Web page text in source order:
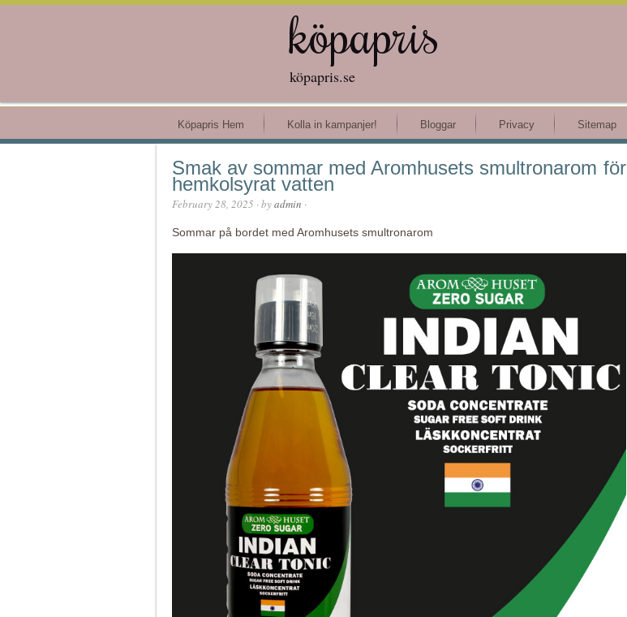
köpapris
köpapris.se
Köpapris Hem Kolla in kampanjer! Bloggar Privacy Sitemap
Smak av sommar med Aromhusets smultronarom för
hemkolsyrat vatten
February 28, 2025 · byadmin ·
Sommar på bordet med Aromhusets smultronarom